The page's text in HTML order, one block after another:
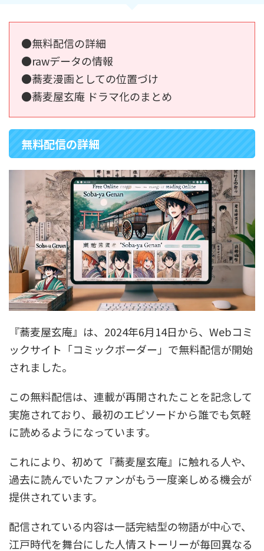
●無料配信の詳細
●rawデータの情報
●蕎麦漫画としての位置づけ
●蕎麦屋玄庵 ドラマ化のまとめ
無料配信の詳細
『蕎麦屋玄庵』は、2024年6月14日から、Webコミ
ックサイト「コミックボーダー」で無料配信が開始
されました。
この無料配信は、連載が再開されたことを記念して
実施されており、最初のエピソードから誰でも気軽
に読めるようになっています。
これにより、初めて『蕎麦屋玄庵』に触れる人や、
過去に読んでいたファンがもう一度楽しめる機会が
提供されています。
配信されている内容は一話完結型の物語が中心で、
江戸時代を舞台にした人情ストーリーが毎回異なる